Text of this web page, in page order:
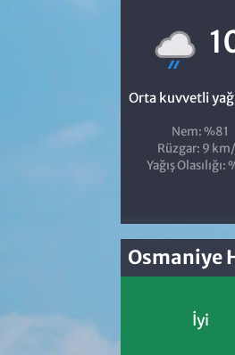
Orta kuvvetli
Nem: %81
Rüzgar: 9
Yağış Olasılığı:
Osmaniye
İyi